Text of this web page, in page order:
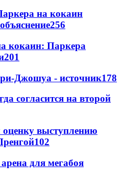
на кокаин
256
кокаин: Паркера
201
Джошуа - источник178
согласится на второй
выступлению
102
для мегабоя